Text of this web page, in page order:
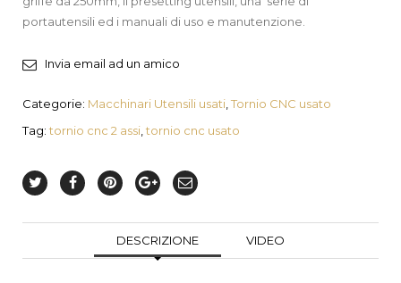
portautensili ed i manuali di uso e manutenzione.
Invia email ad un amico
Categorie: Macchinari Utensili usati Tornio CNC usato
Tag:tornio cnc 2 assi ,tornio cnc usato
DESCRIZIONE VIDEO